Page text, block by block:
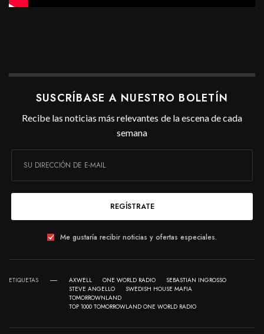
SUSCRÍBASE A NUESTRO BOLETÍN
Recibe las noticias más relevantes de la escena de cada
semana
REGÍSTRATE
Me gustaría recibir noticias y ofertas especiales.
ETIQUETAS AXWELL ONE WORLD RADIO
SEBASTIAN INGROSSO
STEVE ANGELLO
SWEDISH HOUSE MAFIA
TOMORROWNLAND
TOP 1000 TOMORROWLAND ONE WORLD RADIO